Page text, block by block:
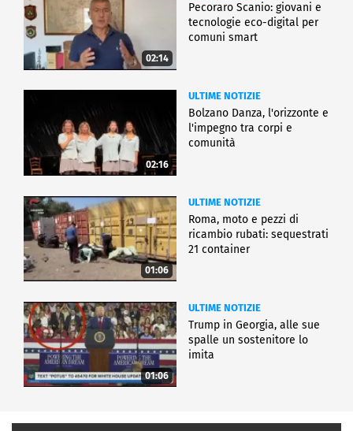
02:14
Pecoraro Scanio: giovani e
tecnologie eco-digital per
comuni smart
02:16
ULTIME NOTIZIE
Bolzano Danza, l'orizzonte e
l'impegno tra corpi e
comunità
01:06
ULTIME NOTIZIE
Roma, moto e pezzi di
ricambio rubati: sequestrati
21 container
01:06
ULTIME NOTIZIE
Trump in Georgia, alle sue
spalle un sostenitore lo
imita